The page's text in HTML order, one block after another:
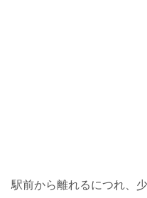
駅前から離れるにつれ、